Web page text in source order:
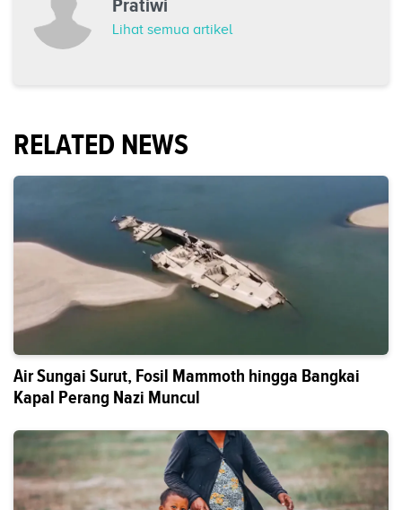
Lihat semua artikel
RELATED NEWS
Air Sungai Surut, Fosil Mammoth hingga Bangkai
Kapal Perang Nazi Muncul